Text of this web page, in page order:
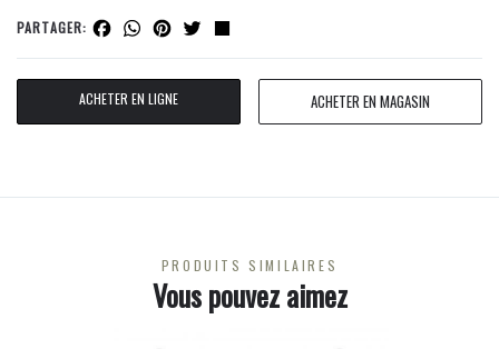
PARTAGER: Facebook
WhatsApp
Pinterest
Twitter
ACHETER EN LIGNE ACHETER EN MAGASIN
PRODUITS SIMILAIRES
Vous pouvez aimez